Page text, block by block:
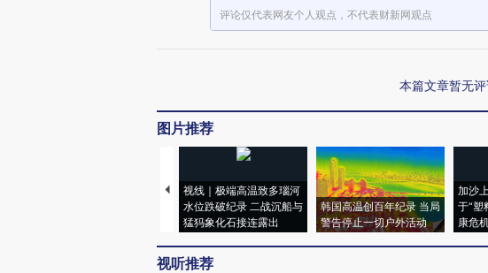
评论仅代表网友个人观点，不代表财新网观点
本篇文章暂无
图片推荐
视线｜极端高温致多瑙河
水位跌破纪录 二战沉船与
猛犸象化石接连露出
韩国高温创百年纪录 当局
警告停止一切户外活动
加沙
于“塑
康危
视听推荐